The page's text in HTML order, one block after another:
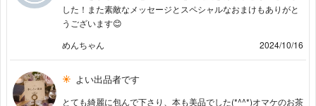
した！また素敵なメッセージとスペシャルなおまけもありがと
うございます😊
めんちゃん
2024/10/16
よい出品者です
とても綺麗に包んで下さり、本も美品でした(*^^*)オマケのお茶